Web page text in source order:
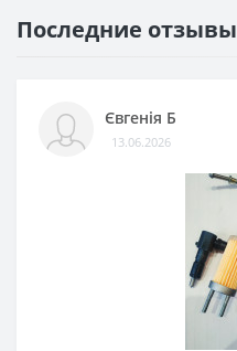
Последние отзывы
Євгенія Б
13.06.2026